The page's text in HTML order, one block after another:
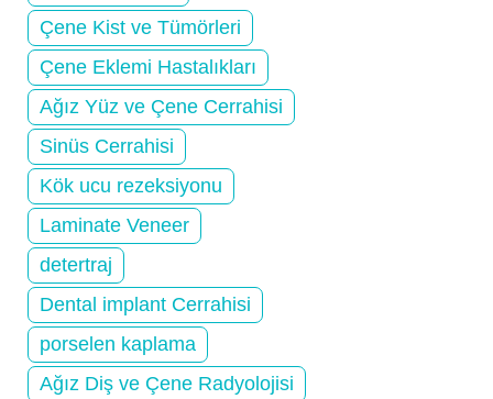
Çene Kist ve Tümörleri
Çene Eklemi Hastalıkları
Ağız Yüz ve Çene Cerrahisi
Sinüs Cerrahisi
Kök ucu rezeksiyonu
Laminate Veneer
detertraj
Dental implant Cerrahisi
porselen kaplama
Ağız Diş ve Çene Radyolojisi